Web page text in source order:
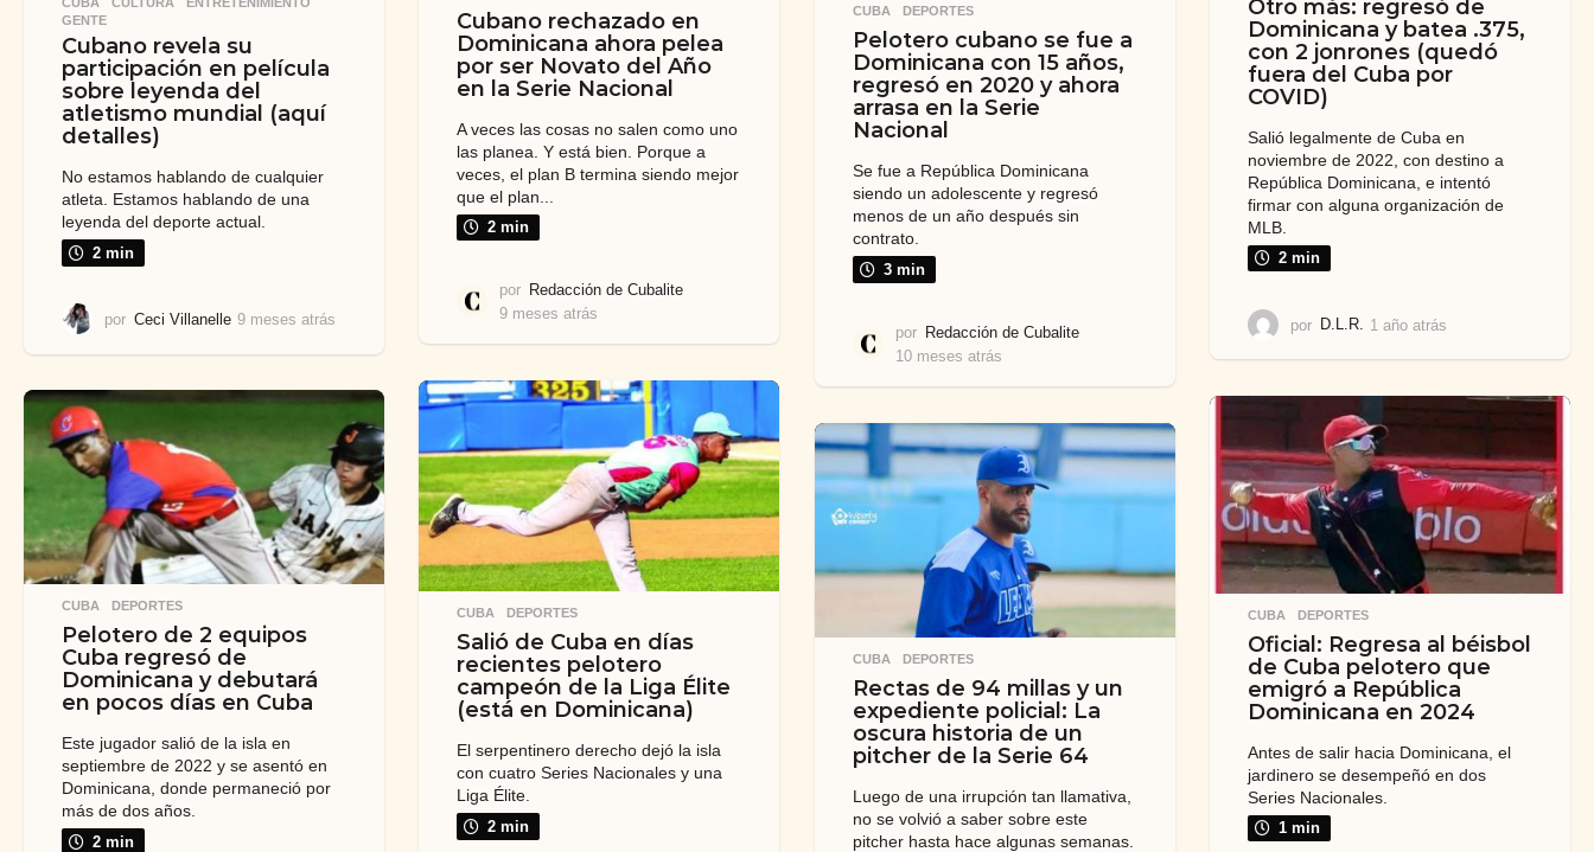
GENTE
Cubano revela su
participación en película
sobre leyenda del
atletismo mundial (aquí
detalles)
No estamos hablando de cualquier
atleta. Estamos hablando de una
leyenda del deporte actual.
2 min
por Ceci Villanelle 9 meses atrás
s
e
s
a
t
r
á
s
Cubano rechazado en
Dominicana ahora pelea
por ser Novato del Año
en la Serie Nacional
A veces las cosas no salen como uno
las planea. Y está bien. Porque a
veces, el plan B termina siendo mejor
que el plan...
2 min
por Redacción de Cubalite
9 meses atrás
s
e
a
r
á
s
CUBA ,DEPORTES
Pelotero cubano se fue a
Dominicana con 15 años,
regresó en 2020 y ahora
arrasa en la Serie
Nacional
Se fue a República Dominicana
siendo un adolescente y regresó
menos de un año después sin
contrato.
3 min
por Redacción de Cubalite
10 meses atrás
e
s
s
a
t
r
á
s
Otro más: regresó de
Dominicana y batea .375,
con 2 jonrones (quedó
fuera del Cuba por
COVID)
Salió legalmente de Cuba en
noviembre de 2022, con destino a
República Dominicana, e intentó
firmar con alguna organización de
MLB.
2 min
por D.L.R. 1 año atrás
o
r
á
s
CUBA ,DEPORTES
Salió de Cuba en días
recientes pelotero
campeón de la Liga Élite
(está en Dominicana)
El serpentinero derecho dejó la isla
con cuatro Series Nacionales y una
Liga Élite.
2 min
CUBA ,DEPORTES
Pelotero de 2 equipos
Cuba regresó de
Dominicana y debutará
en pocos días en Cuba
Este jugador salió de la isla en
septiembre de 2022 y se asentó en
Dominicana, donde permaneció por
más de dos años.
2 min
CUBA ,DEPORTES
Oficial: Regresa al béisbol
de Cuba pelotero que
emigró a República
Dominicana en 2024
Antes de salir hacia Dominicana, el
jardinero se desempeñó en dos
Series Nacionales.
1 min
CUBA ,DEPORTES
Rectas de 94 millas y un
expediente policial: La
oscura historia de un
pitcher de la Serie 64
Luego de una irrupción tan llamativa,
no se volvió a saber sobre este
pitcher hasta hace algunas semanas.